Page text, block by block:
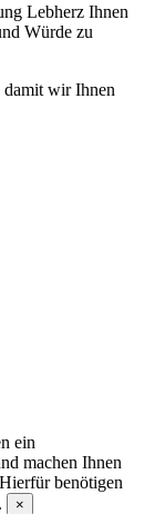
Lebherz Ihnen
Würde zu
damit wir Ihnen
ein
machen Ihnen
benötigen
×